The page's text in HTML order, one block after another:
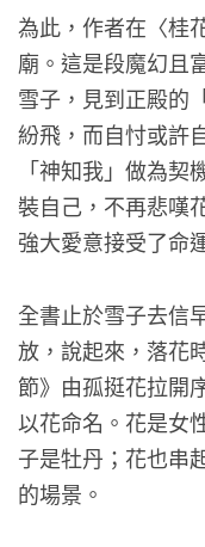
為此，作者在〈桂
廟。這是段魔幻且
雪子，見到正殿的
紛飛，而自忖或許
「神知我」做為
裝自己，不再悲嘆
強大愛意接受了命
全書止於雪子去信
放，說起來，落花
節》由孤挺花拉開
以花命名。花是女
子是牡丹；花也串
的場景。